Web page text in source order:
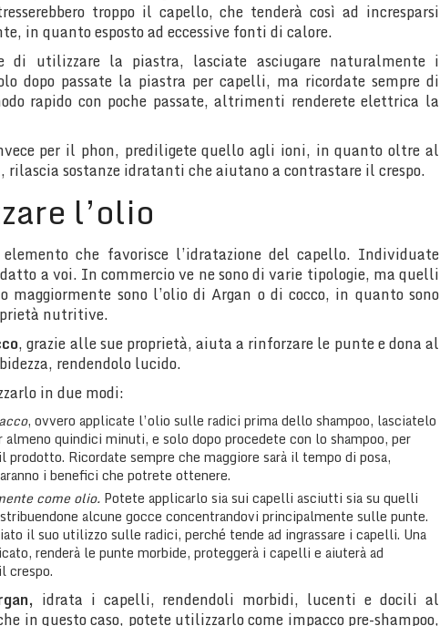
troppo il capello, che tenderà così ad incresparsi
in quanto esposto ad eccessive fonti di calore.
di utilizzare la piastra, lasciate asciugare naturalmente i
dopo passate la piastra per capelli, ma ricordate sempre di
rapido con poche passate, altrimenti renderete elettrica la
per il phon, prediligete quello agli ioni, in quanto oltre al
rilascia sostanze idratanti che aiutano a contrastare il crespo.
l’olio
che favorisce l’idratazione del capello. Individuate
a voi. In commercio ve ne sono di varie tipologie, ma quelli
maggiormente sono l’olio di Argan o di cocco, in quanto sono
nutritive.
, grazie alle sue proprietà, aiuta a rinforzare le punte e dona al
rendendolo lucido.
in due modi:
, ovvero applicate l’olio sulle radici prima dello shampoo, lasciatelo
almeno quindici minuti, e solo dopo procedete con lo shampoo, per
prodotto. Ricordate sempre che maggiore sarà il tempo di posa,
i benefici che potrete ottenere.
come olio. Potete applicarlo sia sui capelli asciutti sia su quelli
alcune gocce concentrandovi principalmente sulle punte.
il suo utilizzo sulle radici, perché tende ad ingrassare i capelli. Una
renderà le punte morbide, proteggerà i capelli e aiuterà ad
crespo.
idrata i capelli, rendendoli morbidi, lucenti e docili al
in questo caso, potete utilizzarlo come impacco pre-shampoo,